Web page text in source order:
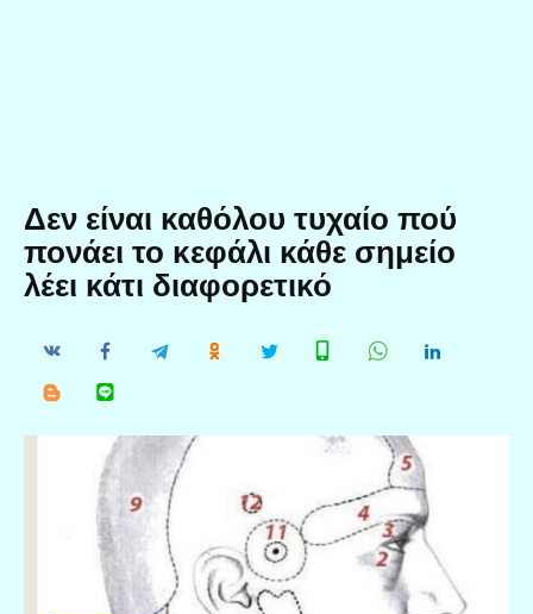
Δεν είναι καθόλου τυχαίο πού
πονάει το κεφάλι κάθε σημείο
λέει κάτι διαφορετικό